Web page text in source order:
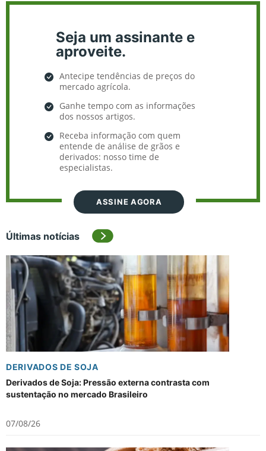
Seja um assinante e
aproveite.
Antecipe tendências de preços do
mercado agrícola.
Ganhe tempo com as informações
dos nossos artigos.
Receba informação com quem
entende de análise de grãos e
derivados: nosso time de
especialistas.
ASSINE AGORA
Últimas notícias
DERIVADOS DE SOJA
Derivados de Soja: Pressão externa contrasta com
sustentação no mercado Brasileiro
07/08/26